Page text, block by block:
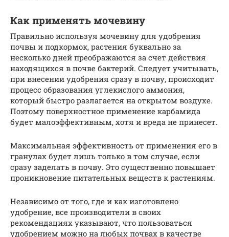
Как применять мочевину
Правильно используя мочевину для удобрения
почвы и подкормок, растения буквально за
несколько дней преображаются за счет действия
находящихся в почве бактерий. Следует учитывать,
при внесении удобрения сразу в почву, происходит
процесс образования углекислого аммония,
который быстро разлагается на открытом воздухе.
Поэтому поверхностное применение карбамида
будет малоэффективным, хотя и вреда не принесет.
Максимальная эффективность от применения его в
гранулах будет лишь только в том случае, если
сразу заделать в почву. Это существенно повышает
проникновение питательных веществ к растениям.
Независимо от того, где и как изготовлено
удобрение, все производители в своих
рекомендациях указывают, что пользоваться
удобрением можно на любых почвах в качестве